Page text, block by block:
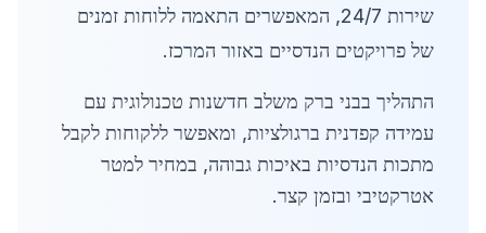
שירות 24/7, המאפשרים התאמה ללוחות זמנים
של פרויקטים הנדסיים באזור המרכז.
התהליך בבני ברק משלב חדשנות טכנולוגית עם
עמידה קפדנית ברגולציות, ומאפשר ללקוחות לקבל
מתכות הנדסיות באיכות גבוהה, במחיר למטר
אטרקטיבי ובזמן קצר.